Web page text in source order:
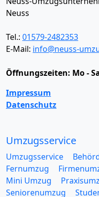
Neuss
Tel.: 01579-2482353
E-Mail: info@neuss-
Öffnungszeiten: Mo -
Impressum
Datenschutz
Umzugsservice
Umzugsservice
Fernumzug
Mini Umzug
Seniorenumzug